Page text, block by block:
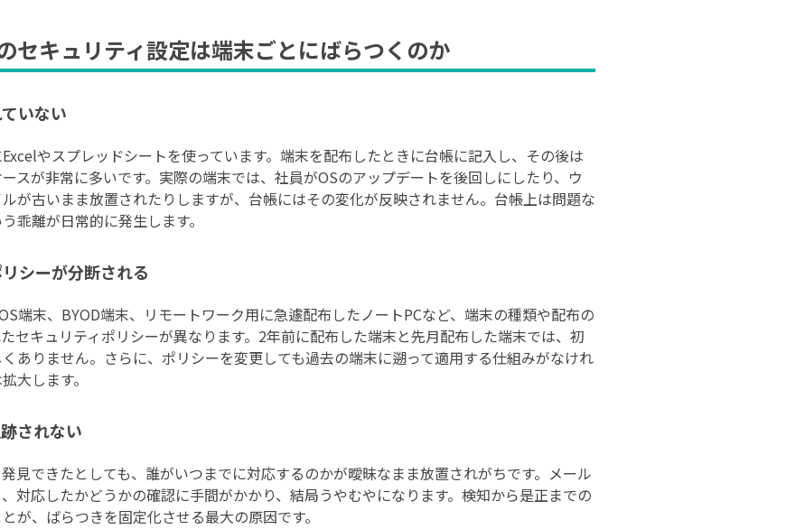
セキュリティ設定は端末ごとにばらつくのか
いない
やスプレッドシートを使っています。端末を配布したときに台帳に記入し、その後は
スが非常に多いです。実際の端末では、社員がOSのアップデートを後回しにしたり、ウ
が古いまま放置されたりしますが、台帳にはその変化が反映されません。台帳上は問題な
乖離が日常的に発生します。
シーが分断される
端末、BYOD端末、リモートワーク用に急遽配布したノートPCなど、端末の種類や配布の
セキュリティポリシーが異なります。2年前に配布した端末と先月配布した端末では、初
ありません。さらに、ポリシーを変更しても過去の端末に遡って適用する仕組みがなけれ
大します。
されない
見できたとしても、誰がいつまでに対応するのかが曖昧なまま放置されがちです。メール
対応したかどうかの確認に手間がかかり、結局うやむやになります。検知から是正までの
が、ばらつきを固定化させる最大の原因です。